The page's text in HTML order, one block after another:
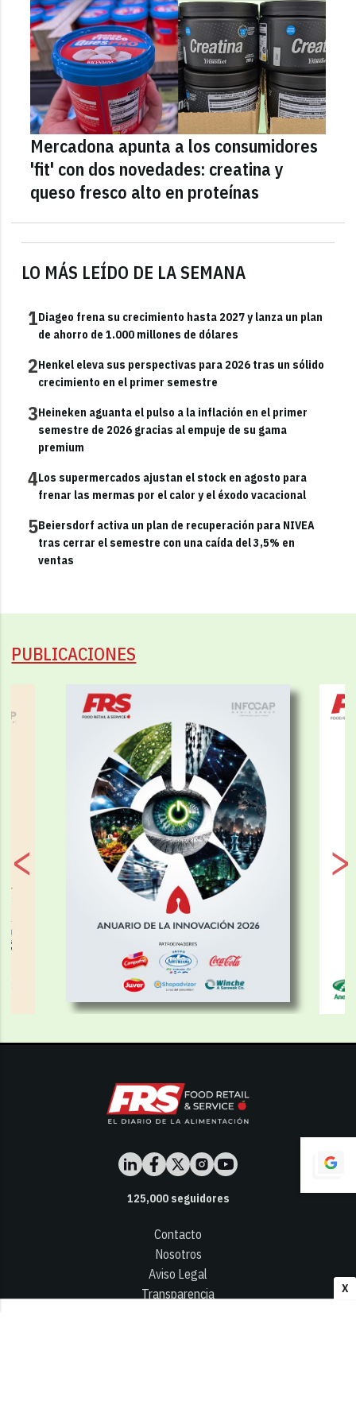
X
LO MÁS LEÍDO DE LA SEMANA
1Diageo frena su crecimiento hasta 2027 y lanza un plan
de ahorro de 1.000 millones de dólares
2Henkel eleva sus perspectivas para 2026 tras un sólido
crecimiento en el primer semestre
3Heineken aguanta el pulso a la inflación en el primer
semestre de 2026 gracias al empuje de su gama
premium
4Los supermercados ajustan el stock en agosto para
frenar las mermas por el calor y el éxodo vacacional
5Beiersdorf activa un plan de recuperación para NIVEA
tras cerrar el semestre con una caída del 3,5% en
ventas
Mercadona apunta a los consumidores
'fit' con dos novedades: creatina y
queso fresco alto en proteínas
PUBLICACIONES
125,000seguidores
Contacto
Nosotros
Aviso Legal
Transparencia